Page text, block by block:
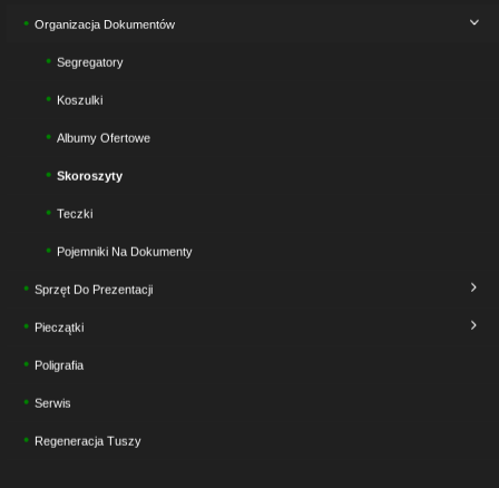
Organizacja Dokumentów
Segregatory
Koszulki
Albumy Ofertowe
Skoroszyty
Teczki
Pojemniki Na Dokumenty
Sprzęt Do Prezentacji
Pieczątki
Poligrafia
Serwis
Regeneracja Tuszy